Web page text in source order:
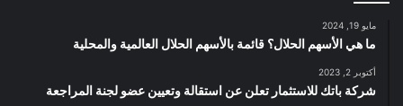
مايو 19, 2024
ما هي الأسهم الحلال؟ قائمة بالأسهم الحلال العالمية والمحلية
أكتوبر 2, 2023
شركة باتك للاستثمار تعلن عن استقالة وتعيين عضو لجنة المراجعة